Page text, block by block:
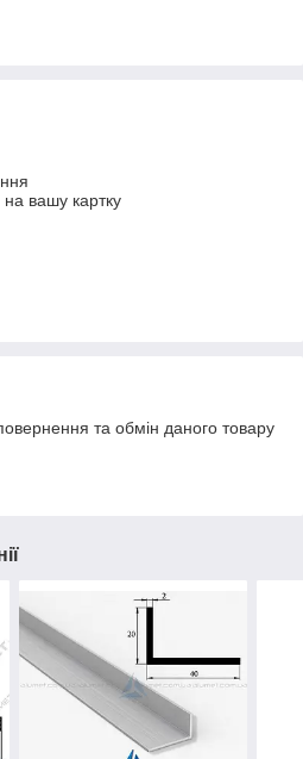
вашу картку
та обмін даного товару